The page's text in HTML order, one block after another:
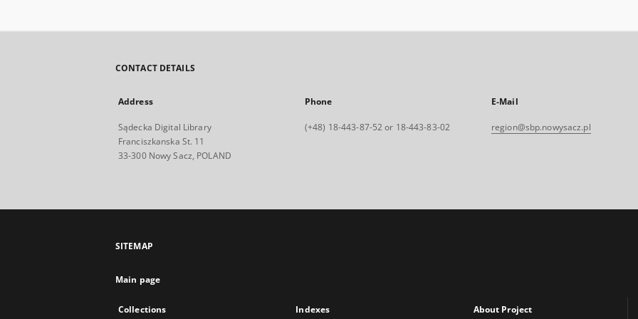
CONTACT DETAILS
Address
Sądecka Digital Library
Franciszkanska St. 11
33-300 Nowy Sacz, POLAND
Phone
(+48) 18-443-87-52 or 18-443-83-02
E-Mail
region@sbp.nowysacz.pl
SITEMAP
Main page
Collections Indexes About Project